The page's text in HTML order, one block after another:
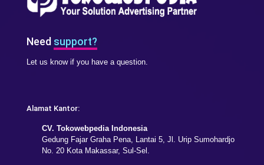
Need support?
Let us know if you have a question.
Alamat Kantor:
CV. Tokowebpedia Indonesia
Gedung Fajar Graha Pena, Lantai 5, Jl. Urip Sumohardjo
No. 20 Kota Makassar, Sul-Sel.